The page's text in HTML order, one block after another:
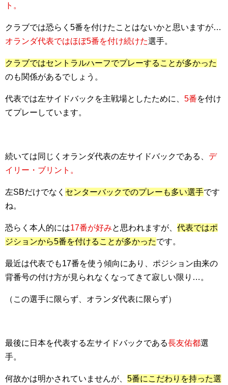
ト。
クラブでは恐らく5番を付けたことはないかと思いますが…
オランダ代表ではほぼ5番を付け続けた選手。
クラブではセントラルハーフでプレーすることが多かった
のも関係があるでしょう。
代表では左サイドバックを主戦場としたために、 5番を付け
てプレーしています。
続いては同じくオランダ代表の左サイドバックである、 デ
イリー・ブリント。
左SBだけでなく センターバックでのプレーも多い選手です
ね。
恐らく本人的には17番が好みと思われますが、 代表ではポ
ジションから5番を付けることが多かったです。
最近は代表でも17番を使う傾向にあり、ポジション由来の
背番号の付け方が見られなくなってきて寂しい限り…。
（この選手に限らず、オランダ代表に限らず）
最後に日本を代表する左サイドバックである長友佑都選
手。
何故かは明かされていませんが、 5番にこだわりを持った選